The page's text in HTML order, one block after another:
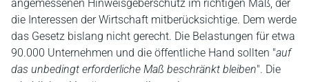
angemessenen Hinweisgeberschutz im richtigen Maß, der
die Interessen der Wirtschaft mitberücksichtige. Dem werde
das Gesetz bislang nicht gerecht. Die Belastungen für etwa
90.000 Unternehmen und die öffentliche Hand sollten "auf
das unbedingt erforderliche Maß beschränkt bleiben". Die